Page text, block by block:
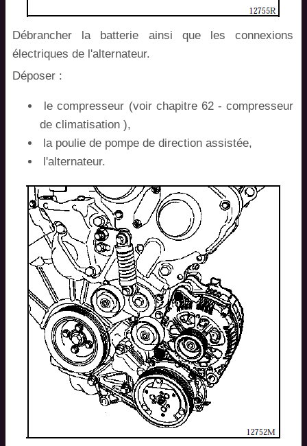
Débrancher la batterie ainsi que les connexions
électriques de l'alternateur.
Déposer :
le compresseur (voir chapitre 62 - compresseur
de climatisation ),
la poulie de pompe de direction assistée,
l'alternateur.